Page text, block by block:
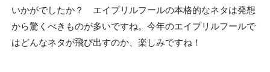
いかがでしたか？ エイプリルフールの本格的なネタは発想
から驚くべきものが多いですね。今年のエイプリルフールで
はどんなネタが飛び出すのか、楽しみですね！